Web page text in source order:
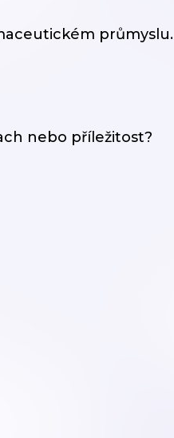
průmyslu.
nebo příležitost?